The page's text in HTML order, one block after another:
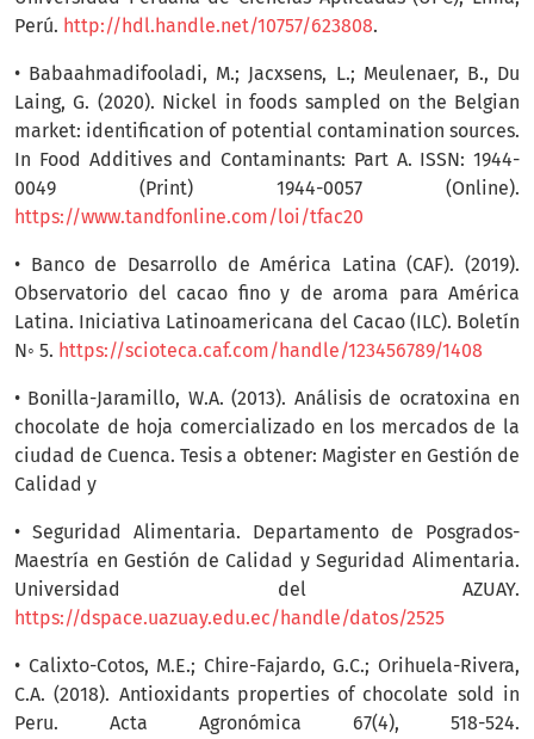
Perú. http://hdl.handle.net/10757/623808.
• Babaahmadifooladi, M.; Jacxsens, L.; Meulenaer, B., Du
Laing, G. (2020). Nickel in foods sampled on the Belgian
market: identification of potential contamination sources.
In Food Additives and Contaminants: Part A. ISSN: 1944-
0049 (Print) 1944-0057 (Online).
https://www.tandfonline.com/loi/tfac20
• Banco de Desarrollo de América Latina (CAF). (2019).
Observatorio del cacao fino y de aroma para América
Latina. Iniciativa Latinoamericana del Cacao (ILC). Boletín
N◦ 5. https://scioteca.caf.com/handle/123456789/1408
• Bonilla-Jaramillo, W.A. (2013). Análisis de ocratoxina en
chocolate de hoja comercializado en los mercados de la
ciudad de Cuenca. Tesis a obtener: Magister en Gestión de
Calidad y
• Seguridad Alimentaria. Departamento de Posgrados-
Maestría en Gestión de Calidad y Seguridad Alimentaria.
Universidad del AZUAY.
https://dspace.uazuay.edu.ec/handle/datos/2525
• Calixto-Cotos, M.E.; Chire-Fajardo, G.C.; Orihuela-Rivera,
C.A. (2018). Antioxidants properties of chocolate sold in
Peru. Acta Agronómica 67(4), 518-524.